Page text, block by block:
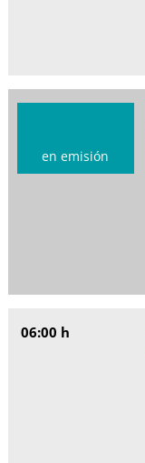
en emisión
06:00 h